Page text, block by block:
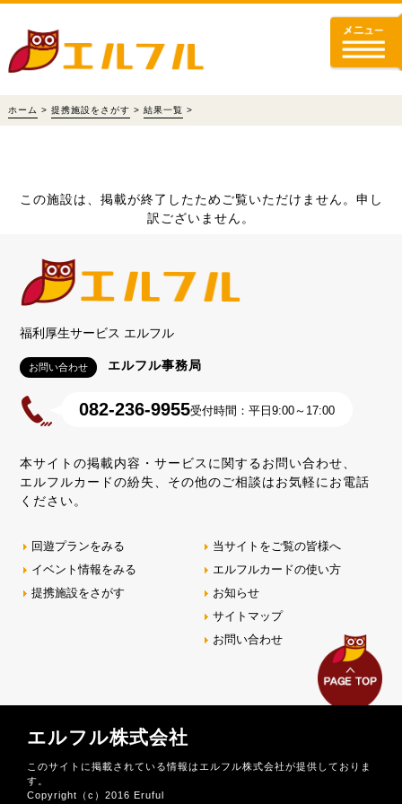
ホーム > 提携施設をさがす > 結果一覧 >
この施設は、掲載が終了したためご覧いただけません。申し
訳ございません。
福利厚生サービス エルフル
お問い合わせ エルフル事務局
082-236-9955受付時間：平日9:00～17:00
本サイトの掲載内容・サービスに関するお問い合わせ、
エルフルカードの紛失、その他のご相談はお気軽にお電話
ください。
回遊プランをみる
イベント情報をみる
提携施設をさがす
当サイトをご覧の皆様へ
エルフルカードの使い方
お知らせ
サイトマップ
お問い合わせ
エルフル株式会社
このサイトに掲載されている情報はエルフル株式会社が提供しておりま
す。
Copyright（c）2016 Eruful